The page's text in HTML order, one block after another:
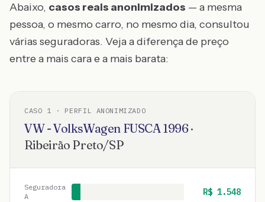
Abaixo, casos reais anonimizados — a mesma
pessoa, o mesmo carro, no mesmo dia, consultou
várias seguradoras. Veja a diferença de preço
entre a mais cara e a mais barata:
CASO 1 · PERFIL ANONIMIZADO
VW - VolksWagen FUSCA1996·
Ribeirão Preto/SP
Seguradora
A
R$ 1.548